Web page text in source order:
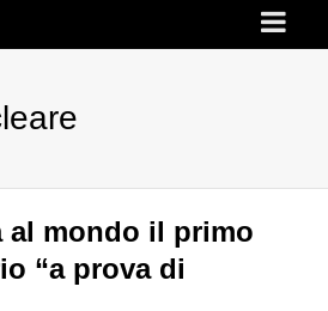
al mondo il primo
“a prova di